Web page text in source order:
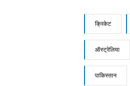
क्रिकेट
ऑस्ट्रेलिया
पाकिस्तान